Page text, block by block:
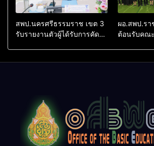
สพป.นครศรีธรรมราช เขต 3
รับรายงานตัวผู้ได้รับการคัด
ผอ.สพป.รา
ต้อนรับคณ